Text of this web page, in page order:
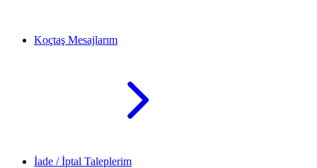
Koçtaş Mesajlarım
İade / İptal Taleplerim